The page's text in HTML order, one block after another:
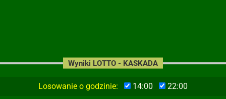
Losowanie o godzinie: 14:00 22:00
Wyniki LOTTO - KASKADA